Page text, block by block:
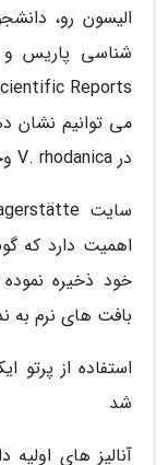
الیسون رو،
شناسی پاریس و
می توانیم نشان
در V. rhodanica وجود دارد که پیش تر دیده نشده بود.
اهمیت دارد که
خود ذخیره
بافت های نرم
استفاده از پرتو
شد
آنالیز های